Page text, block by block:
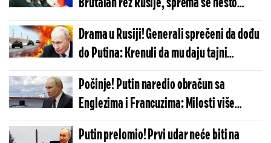
Brutalan rez Rusije, sprema se nešto
krupno u Ukrajini?
Drama u Rusiji! Generali sprečeni da dođu
do Putina: Krenuli da mu daju tajni
izveštaj, a onda - šok
Počinje! Putin naredio obračun sa
Englezima i Francuzima: Milosti više
nema, Moskva ide do samog kraja
Putin prelomio! Prvi udar neće biti na